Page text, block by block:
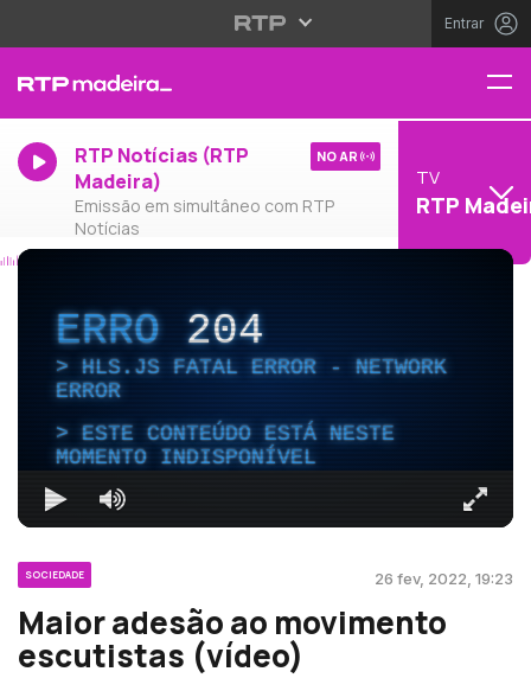
Entrar
RTP Notícias (RTP
Madeira)
Emissão em simultâneo com RTP
Notícias
NO AR
TV
RTP
ERRO204
HLS.JS FATAL ERROR - NETWORK
ERROR
ESTE CONTEÚDO ESTÁ NESTE
MOMENTO INDISPONÍVEL
SOCIEDADE 26 fev, 2022, 19:23
Maior adesão ao movimento
escutistas (vídeo)